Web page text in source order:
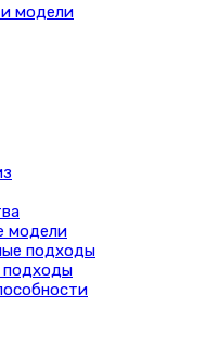
модели
модели
подходы
подходы